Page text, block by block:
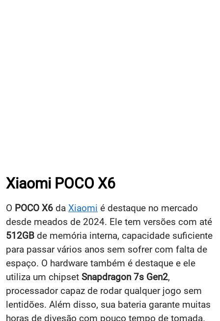
Xiaomi POCO X6
O POCO X6 da Xiaomi é destaque no mercado
desde meados de 2024. Ele tem versões com até
512GB de memória interna, capacidade suficiente
para passar vários anos sem sofrer com falta de
espaço. O hardware também é destaque e ele
utiliza um chipset Snapdragon 7s Gen2,
processador capaz de rodar qualquer jogo sem
lentidões. Além disso, sua bateria garante muitas
horas de divesão com pouco tempo de tomada.